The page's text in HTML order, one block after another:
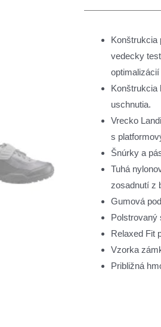
Konštrukcia
vedecky
Konštrukcia
uschnutia.
Vrecko
s
Šnúrky a
Tuhá
zosadnutí z
Gumová
Polstrovaný
Relaxed Fit
Vzorka
Približná